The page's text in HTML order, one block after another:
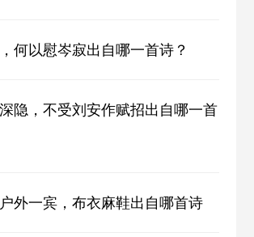
何以慰岑寂出自哪一首诗？
隐，不受刘安作赋招出自哪一首
外一宾，布衣麻鞋出自哪首诗